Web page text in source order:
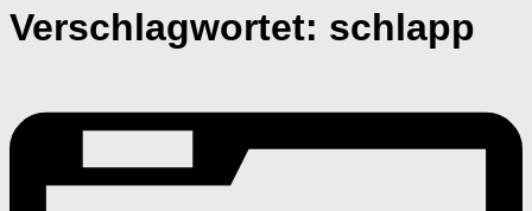
Verschlagwortet: schlapp